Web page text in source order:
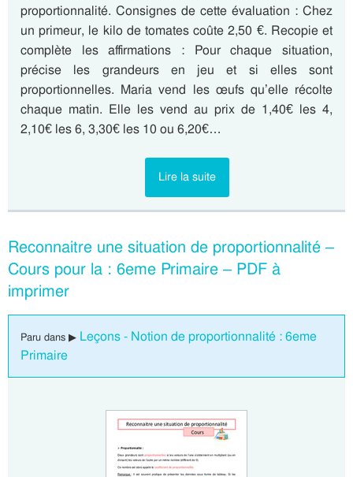
proportionnalité. Consignes de cette évaluation : Chez
un primeur, le kilo de tomates coûte 2,50 €. Recopie et
complète les affirmations : Pour chaque situation,
précise les grandeurs en jeu et si elles sont
proportionnelles. Maria vend les œufs qu’elle récolte
chaque matin. Elle les vend au prix de 1,40€ les 4,
2,10€ les 6, 3,30€ les 10 ou 6,20€…
Lire la suite
Reconnaitre une situation de proportionnalité –
Cours pour la : 6eme Primaire – PDF à
imprimer
Paru dans ▶ Leçons - Notion de proportionnalité : 6eme
Primaire